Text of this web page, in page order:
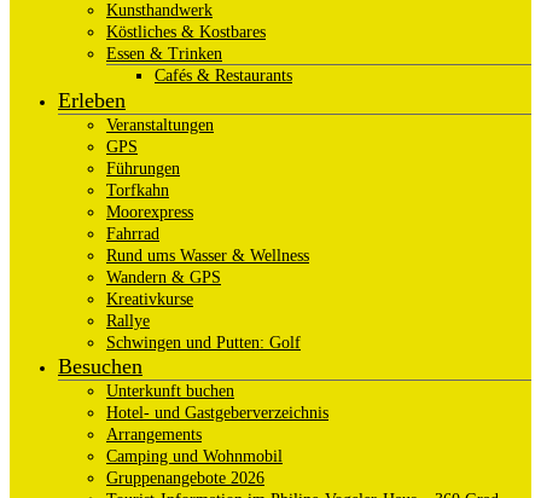
Kunsthandwerk
Köstliches & Kostbares
Essen & Trinken
Cafés & Restaurants
Erleben
Veranstaltungen
GPS
Führungen
Torfkahn
Moorexpress
Fahrrad
Rund ums Wasser & Wellness
Wandern & GPS
Kreativkurse
Rallye
Schwingen und Putten: Golf
Besuchen
Unterkunft buchen
Hotel- und Gastgeberverzeichnis
Arrangements
Camping und Wohnmobil
Gruppenangebote 2026